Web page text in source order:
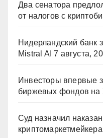
Два сенатора
от налогов с
Нидерландский банк
Mistral AI 7 августа,
Инвесторы впервые
биржевых фондов на
Суд назначил